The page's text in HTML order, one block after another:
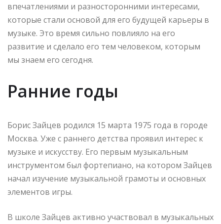
впечатлениями и разносторонними интересами,
которые стали основой для его будущей карьеры в
музыке. Это время сильно повлияло на его
развитие и сделало его тем человеком, которым
мы знаем его сегодня.
Ранние годы
Борис Зайцев родился 15 марта 1975 года в городе
Москва. Уже с раннего детства проявил интерес к
музыке и искусству. Его первым музыкальным
инструментом был фортепиано, на котором Зайцев
начал изучение музыкальной грамоты и основных
элементов игры.
В школе Зайцев активно участвовал в музыкальных